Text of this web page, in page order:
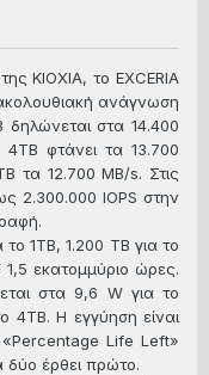
KIOXIA, το EXCERIA
ανάγνωση
στα 14.400
φτάνει τα 13.700
τα 12.700 MB/s. Στις
2.300.000 IOPS στην
1TB, 1.200 TB για το
εκατομμύριο ώρες.
στα 9,6 W για το
4TB. Η εγγύηση είναι
Life Left»
δύο έρθει πρώτο.